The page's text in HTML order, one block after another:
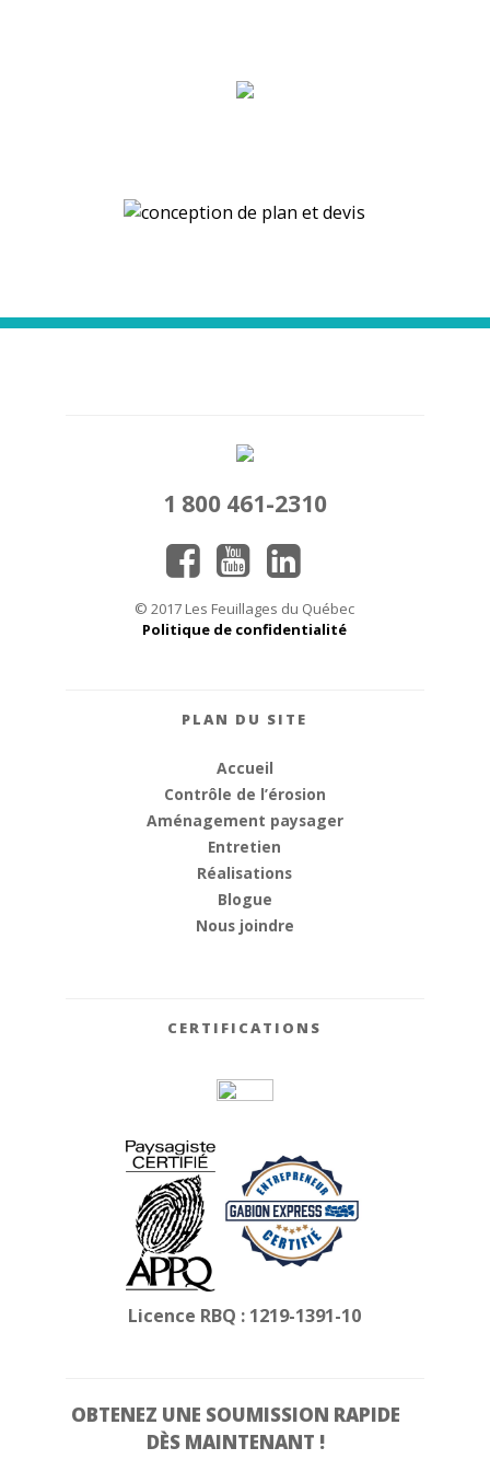
1 800 461-2310
© 2017 Les Feuillages du Québec
Politique de confidentialité
PLAN DU SITE
Accueil
Contrôle de l’érosion
Aménagement paysager
Entretien
Réalisations
Blogue
Nous joindre
CERTIFICATIONS
Licence RBQ : 1219-1391-10
OBTENEZ UNE SOUMISSION RAPIDE
DÈS MAINTENANT !